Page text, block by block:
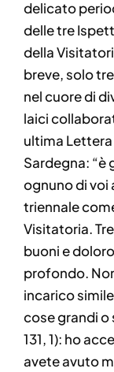
delicato
delle tre
della
breve, solo
nel cuore di
laici
ultima
Sardegna: “è
ognuno di voi
triennale
Visitatoria.
buoni e
profondo.
incarico
cose grandi o
131, 1): ho
avete avuto